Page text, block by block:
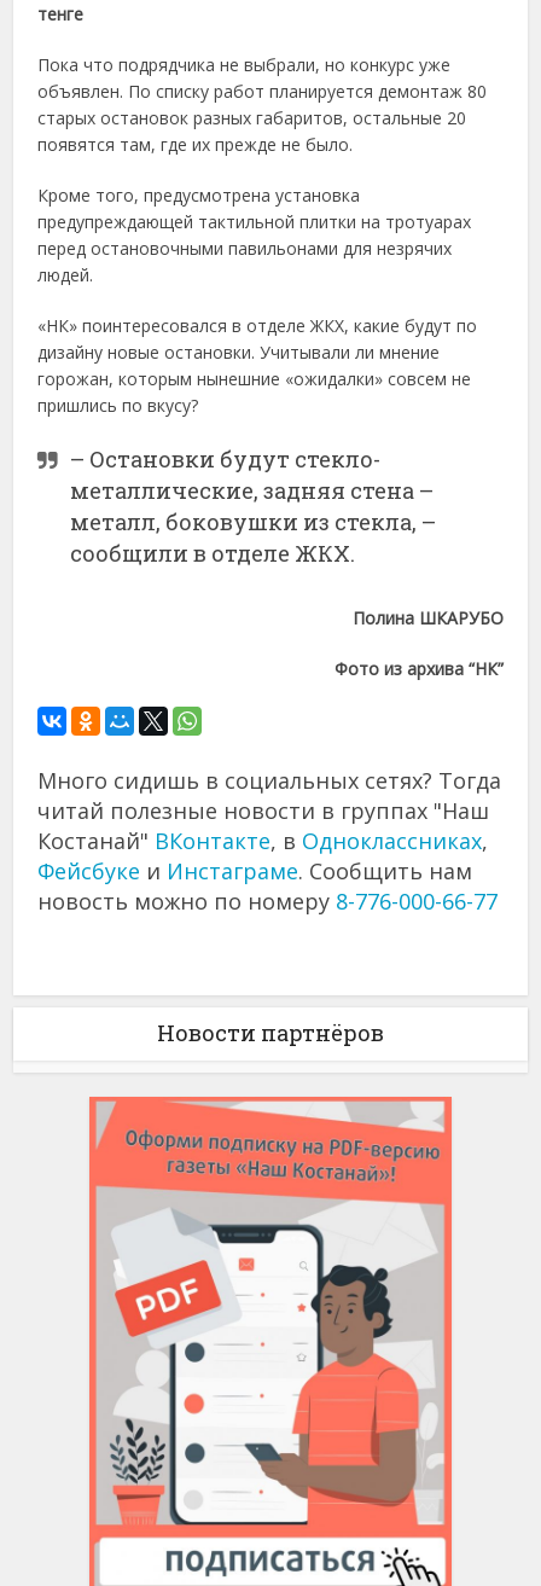
тенге
Пока что подрядчика не выбрали, но конкурс уже
объявлен. По списку работ планируется демонтаж 80
старых остановок разных габаритов, остальные 20
появятся там, где их прежде не было.
Кроме того, предусмотрена установка
предупреждающей тактильной плитки на тротуарах
перед остановочными павильонами для незрячих
людей.
«НК» поинтересовался в отделе ЖКХ, какие будут по
дизайну новые остановки. Учитывали ли мнение
горожан, которым нынешние «ожидалки» совсем не
пришлись по вкусу?
– Остановки будут стекло-
металлические, задняя стена –
металл, боковушки из стекла, –
сообщили в отделе ЖКХ.
Полина ШКАРУБО
Фото из архива “НК”
Много сидишь в социальных сетях? Тогда
читай полезные новости в группах "Наш
Костанай" ВКонтакте, в Одноклассниках,
Фейсбуке и Инстаграме. Сообщить нам
новость можно по номеру 8-776-000-66-77
Новости партнёров